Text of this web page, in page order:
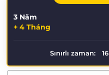
3 Năm
+ 4 Tháng
Sınırlı zaman: 16